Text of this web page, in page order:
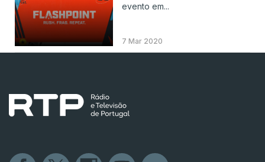
evento em...
7 Mar 2020